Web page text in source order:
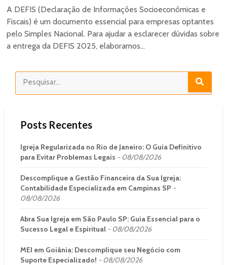
A DEFIS (Declaração de Informações Socioeconômicas e
Fiscais) é um documento essencial para empresas optantes
pelo Simples Nacional. Para ajudar a esclarecer dúvidas sobre
a entrega da DEFIS 2025, elaboramos...
Posts Recentes
Igreja Regularizada no Rio de Janeiro: O Guia Definitivo
para Evitar Problemas Legais
08/08/2026
Descomplique a Gestão Financeira da Sua Igreja:
Contabilidade Especializada em Campinas SP
08/08/2026
Abra Sua Igreja em São Paulo SP: Guia Essencial para o
Sucesso Legal e Espiritual
08/08/2026
MEI em Goiânia: Descomplique seu Negócio com
Suporte Especializado!
08/08/2026